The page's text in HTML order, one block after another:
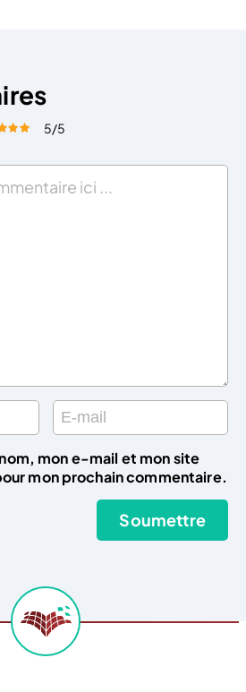
cet article:
5/5
mon e-mail et mon site
mon prochain commentaire.